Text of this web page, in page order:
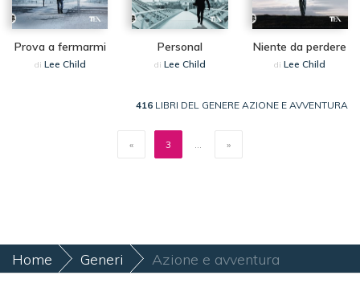
Prova a fermarmi
di Lee Child
Personal
di Lee Child
Niente da perdere
diLee Child
416 LIBRI DEL GENERE AZIONE E AVVENTURA
« »
3
Home Generi Azione e avventura